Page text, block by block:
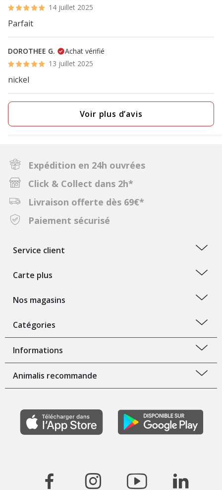
14 juillet 2025
Parfait
DOROTHEE G.
Achat vérifié
13 juillet 2025
nickel
Voir plus d’avis
Expédition en 24h ouvrées
Click & Collect dans 2h*
Livraison offerte dès 69€*
Paiement sécurisé
Service client
Carte plus
Nos magasins
Catégories
Informations
Animalis recommande